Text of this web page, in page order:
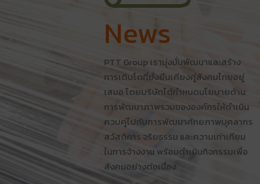
News
PTT Group เรามุ่งมั่นพัฒนาและสร้าง
การเติบโตที่ยั่งยืนเคียงคู่สังคมไทยอยู่
เสมอ โดยบริษัทได้กำหนดนโยบายด้าน
การพัฒนาภาพรวมขององค์กรให้ดำเนิน
ควบคู่ไปกับการพัฒนาศักยภาพบุคลากร
สวัสดิการ จริยธรรม และความเท่าเทียม
ในการจ้างงาน พร้อมดำเนินกิจกรรมเพื่อ
สังคมอย่างต่อเนื่อง